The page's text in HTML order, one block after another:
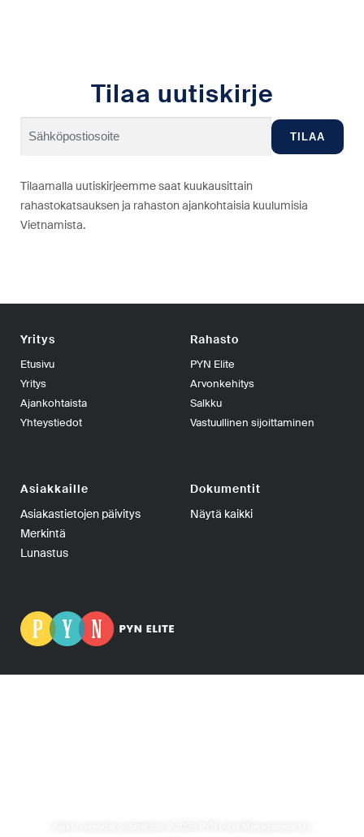
Tilaa uutiskirje
Tilaamalla uutiskirjeemme saat kuukausittain
rahastokatsauksen ja rahaston ajankohtaisia kuulumisia
Vietnamista.
Yritys
Etusivu
Yritys
Ajankohtaista
Yhteystiedot
Rahasto
PYN Elite
Arvonkehitys
Salkku
Vastuullinen sijoittaminen
Asiakkaille
Asiakastietojen päivitys
Merkintä
Lunastus
Dokumentit
Näytä kaikki